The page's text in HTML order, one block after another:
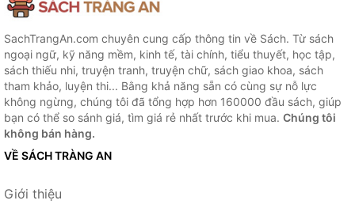
SachTrangAn.com chuyên cung cấp thông tin về Sách. Từ sách
ngoại ngữ, kỹ năng mềm, kinh tế, tài chính, tiểu thuyết, học tập,
sách thiếu nhi, truyện tranh, truyện chữ, sách giao khoa, sách
tham khảo, luyện thi... Bằng khả năng sẵn có cùng sự nỗ lực
không ngừng, chúng tôi đã tổng hợp hơn 160000 đầu sách, giúp
bạn có thể so sánh giá, tìm giá rẻ nhất trước khi mua. Chúng tôi
không bán hàng.
VỀ SÁCH TRÀNG AN
Giới thiệu